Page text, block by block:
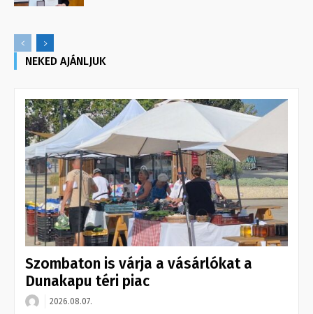
NEKED AJÁNLJUK
Szombaton is várja a vásárlókat a
Dunakapu téri piac
2026.08.07.